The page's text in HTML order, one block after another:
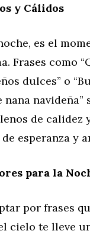
y Cálidos
es el
Frases como
dulces” o
de calidez
esperanza y
para la
por frases
cielo te lleve